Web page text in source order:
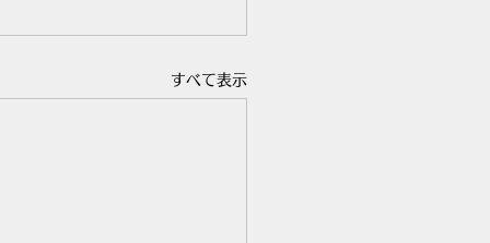
すべて表示